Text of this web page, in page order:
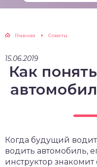
Главная Советы
15.06.2019
Как
Когда будущий
водить автомобиль,
инструктор знакомит